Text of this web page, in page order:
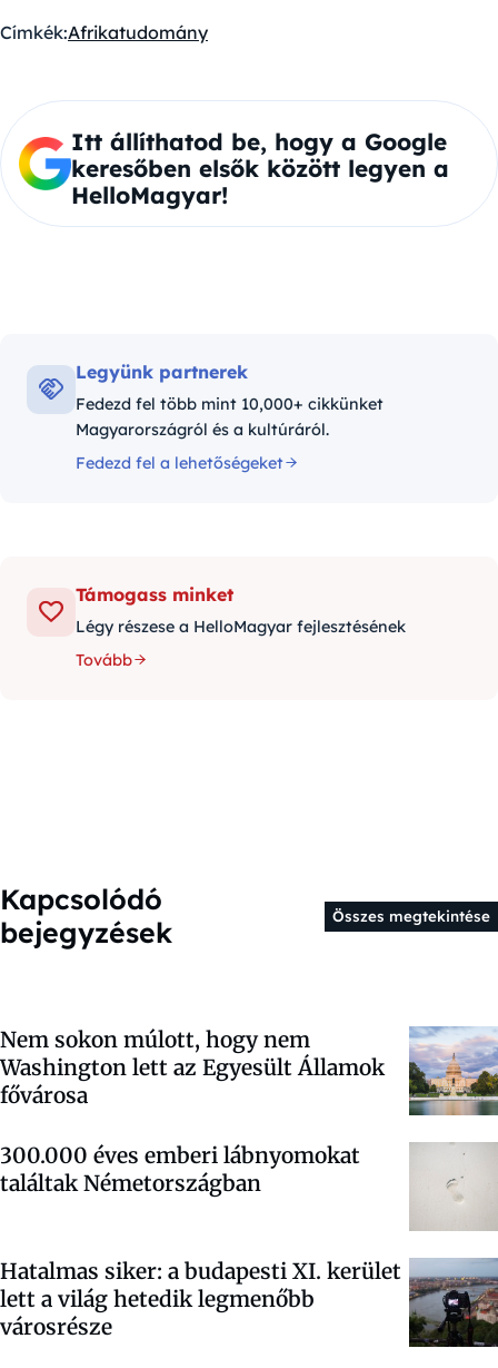
Címkék:Afrikatudomány
Itt állíthatod be, hogy a Google
keresőben elsők között legyen a
HelloMagyar!
Legyünk partnerek
Fedezd fel több mint 10,000+ cikkünket
Magyarországról és a kultúráról.
Fedezd fel a lehetőségeket
Támogass minket
Légy részese a HelloMagyar fejlesztésének
Tovább
Kapcsolódó
bejegyzések
Összes megtekintése
Nem sokon múlott, hogy nem
Washington lett az Egyesült Államok
fővárosa
300.000 éves emberi lábnyomokat
találtak Németországban
Hatalmas siker: a budapesti XI. kerület
lett a világ hetedik legmenőbb
városrésze